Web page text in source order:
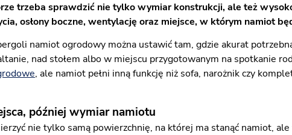
trzeba sprawdzić nie tylko wymiar konstrukcji, ale też
osłony boczne, wentylację oraz miejsce, w którym namiot
namiot ogrodowy można ustawić tam, gdzie akurat
nad stołem albo w miejscu przygotowanym na spotkanie
, ale namiot pełni inną funkcję niż sofa, narożnik czy
później wymiar namiotu
nie tylko samą powierzchnię, na której ma stanąć namiot,